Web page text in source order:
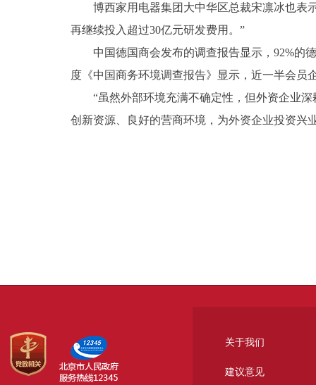
博西家用电器集团大中华区总裁宋凛冰也表示
再继续投入超过30亿元研发费用。”
中国德国商会发布的调查报告显示，92%的德
度《中国商务环境调查报告》显示，近一半会员
“虽然外部环境充满不确定性，但外资企业深
创新资源、良好的营商环境，为外资企业投资兴
关于我们
建议意见